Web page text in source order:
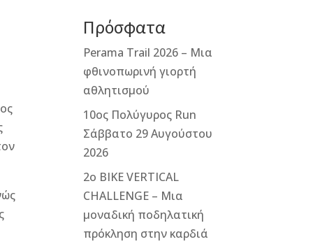
Πρόσφατα
Perama Trail 2026 – Μια
φθινοπωρινή γιορτή
αθλητισμού
10ος Πολύγυρος Run
Σάββατο 29 Αυγούστου
2026
2ο ΒΙΚΕ VERTICAL
CHALLENGE – Μια
μοναδική ποδηλατική
πρόκληση στην καρδιά